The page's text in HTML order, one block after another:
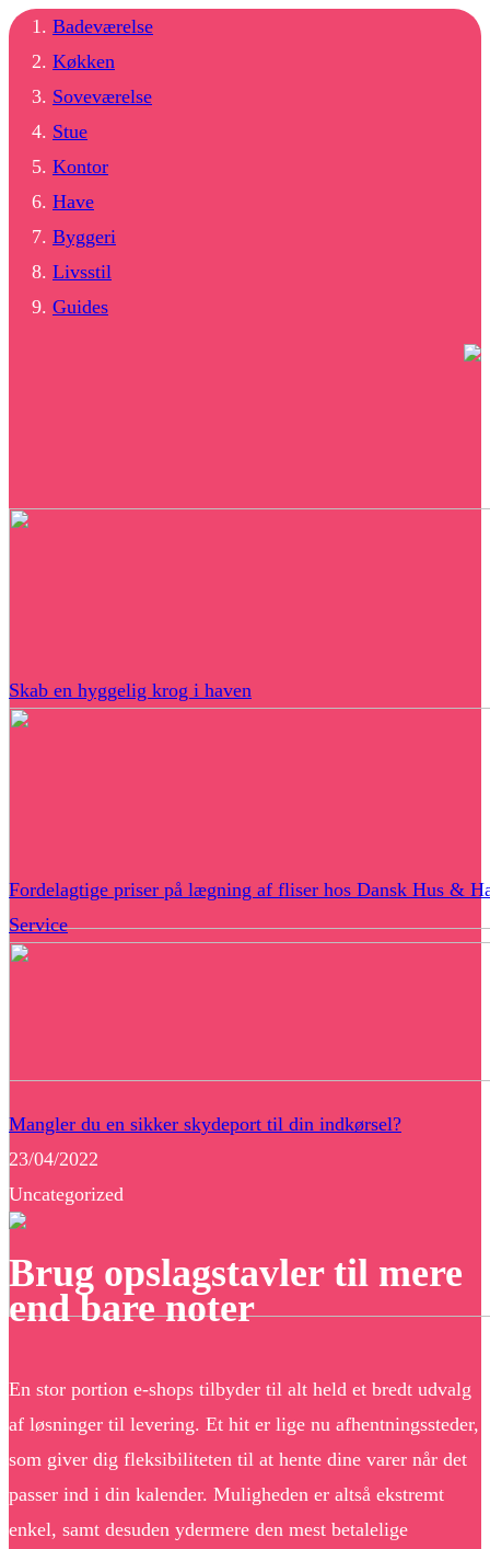
Badeværelse
Køkken
Soveværelse
Stue
Kontor
Have
Byggeri
Livsstil
Guides
Skab en hyggelig krog i haven
Fordelagtige priser på lægning af fliser hos Dansk Hus &
Service
Mangler du en sikker skydeport til din indkørsel?
23/04/2022
Uncategorized
Brug opslagstavler til mere
end bare noter
En stor portion e-shops tilbyder til alt held et bredt udvalg
af løsninger til levering. Et hit er lige nu afhentningssteder,
som giver dig fleksibiliteten til at hente dine varer når det
passer ind i din kalender. Muligheden er altså ekstremt
enkel, samt desuden ydermere den mest betalelige